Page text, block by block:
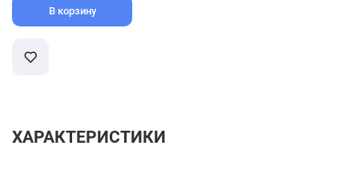
В корзину
ХАРАКТЕРИСТИКИ